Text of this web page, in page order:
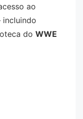
ao
do WWE